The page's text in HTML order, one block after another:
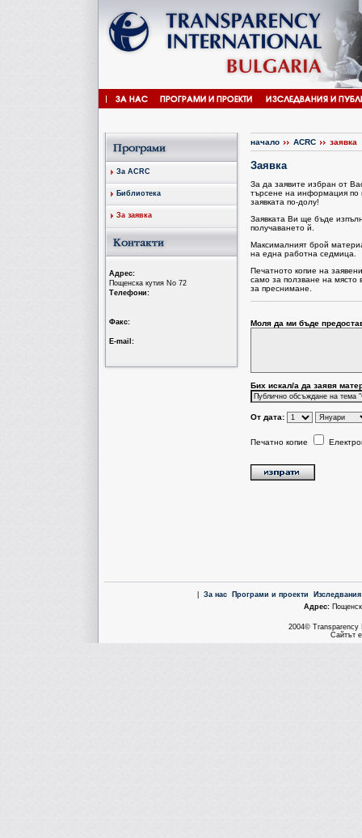
За ACRC
Библиотека
За заявка
Aдрес:
Пощенска кутия No 72
Tелефони:
Факс:
Е-mail:
начало ACRC заявка
Заявка
За да заявите избран от
търсене на информация по
заявката по-долу!
Заявката Ви ще бъде
получаването й.
Максималният брой
на една работна седмица.
Печатното копие на
само за ползване на място
за преснимане.
Моля да ми бъде
Бих искал/a да заявя
От дата:
Печатно копие
За нас Програми и проекти
Aдрес:
2004© Transparency
Сайтът